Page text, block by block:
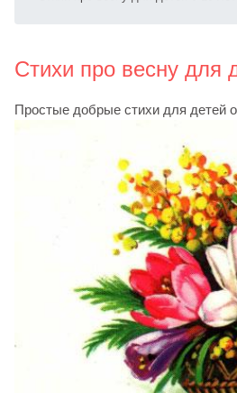
Стихи про весну для
Простые добрые стихи для детей